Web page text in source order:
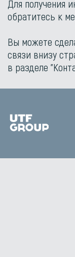
Для получения
обратитесь к
Вы можете
связи внизу
в разделе